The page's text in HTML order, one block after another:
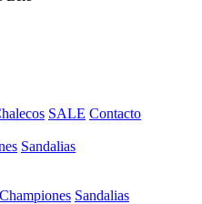
SALE Contacto
Sandalias
Championes Sandalias